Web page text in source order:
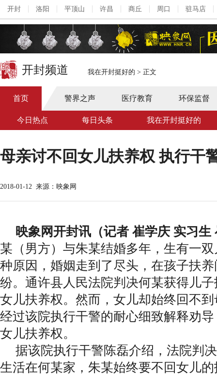
开封 洛阳 平顶山 许昌 商丘 周口 驻马店
开封频道 我在开封挺好的 > 正文
首页 警界之声 医疗教育 环保监督
今日热点 每日头条 我在开封挺好的
母亲讨不回女儿扶养权 执行干
2018-01-12 来源：映象网
映象网开封讯（记者 崔学庆 实习生
某（男方）与朱某结婚多年，生有一
种原因，婚姻走到了尽头，在孩子扶
纷。通许县人民法院判决何某获得儿
女儿扶养权。然而，女儿却始终回不
经过该院执行干警的耐心细致解释劝
女儿扶养权。
据该院执行干警陈磊介绍，法院判
生活在何某家，朱某始终要不回女儿